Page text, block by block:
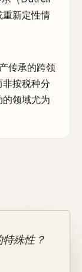
重新定性情
传承的跨领
非按税种分
领域尤为
殊性？